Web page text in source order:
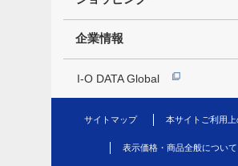
企業情報
I-O DATA Global
サイトマップ 本サイトご利用
表示価格・商品全般について